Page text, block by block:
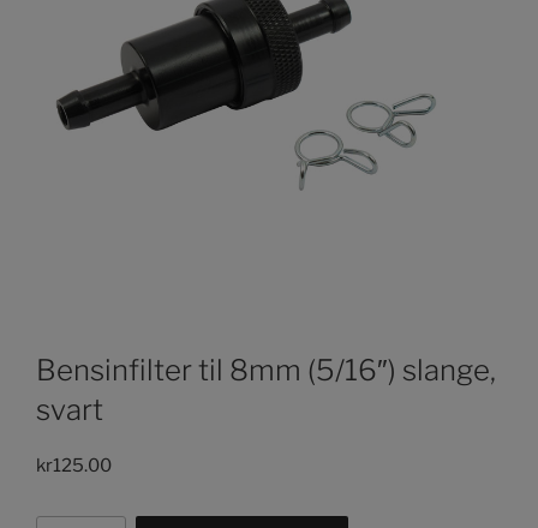
Bensinfilter til 8mm (5/16″) slange,
svart
kr125.00